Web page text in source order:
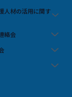
人材の活用に関す
絡会